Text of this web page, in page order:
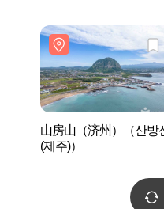
山房山（济州）（산방
(제주)）